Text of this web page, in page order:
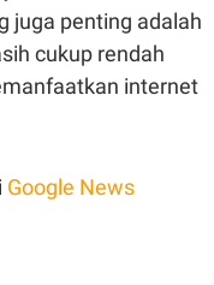
juga penting adalah
cukup rendah
internet
Google News